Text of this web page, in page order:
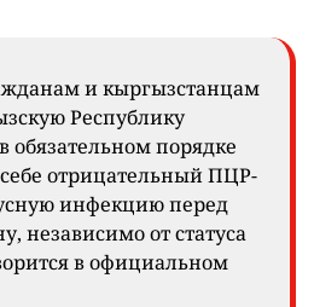
и кыргызстанцам
Республику
обязательном порядке
отрицательный ПЦР-
инфекцию перед
независимо от статуса
в официальном